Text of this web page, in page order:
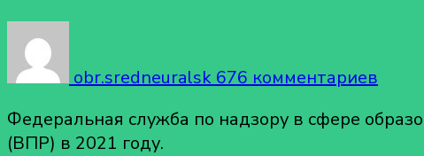
obr.sredneuralsk 676 комментариев
Федеральная служба по надзору в сфере
(ВПР) в 2021 году.